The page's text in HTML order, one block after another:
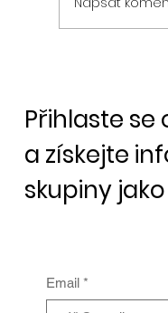
Přihlaste
a získejte
skupiny
Email *